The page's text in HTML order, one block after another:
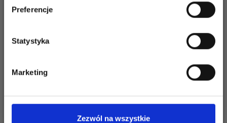
Preferencje
Statystyka
Marketing
Zezwól na wszystkie